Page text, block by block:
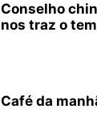
Conselho
nos traz o
Café da